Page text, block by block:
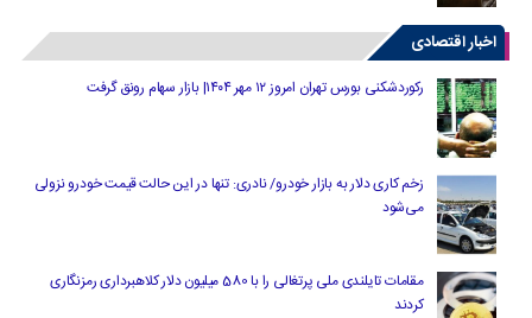
اخبار اقتصادی
رکوردشکنی بورس تهران امروز ۱۲ مهر ۱۴۰۴| بازار سهام رونق گرفت
زخم کاری دلار به بازار خودرو/ نادری: تنها در این حالت قیمت خودرو نزولی
می‌شود
مقامات تایلندی ملی پرتغالی را با 580 میلیون دلار کلاهبرداری رمزنگاری
کردند